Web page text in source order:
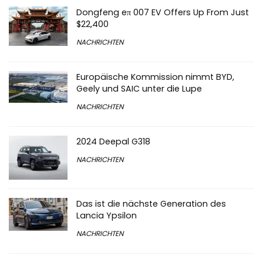
Dongfeng eπ 007 EV Offers Up From Just
$22,400
NACHRICHTEN
Europäische Kommission nimmt BYD,
Geely und SAIC unter die Lupe
NACHRICHTEN
2024 Deepal G318
NACHRICHTEN
Das ist die nächste Generation des
Lancia Ypsilon
NACHRICHTEN